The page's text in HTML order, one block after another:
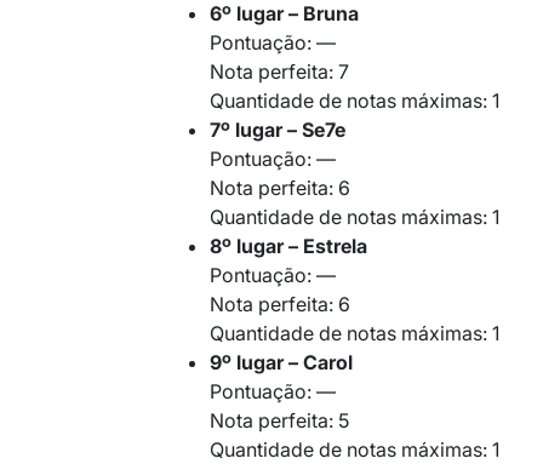
6º lugar – Bruna
Pontuação: —
Nota perfeita: 7
Quantidade de notas máximas: 1
7º lugar – Se7e
Pontuação: —
Nota perfeita: 6
Quantidade de notas máximas: 1
8º lugar – Estrela
Pontuação: —
Nota perfeita: 6
Quantidade de notas máximas: 1
9º lugar – Carol
Pontuação: —
Nota perfeita: 5
Quantidade de notas máximas: 1